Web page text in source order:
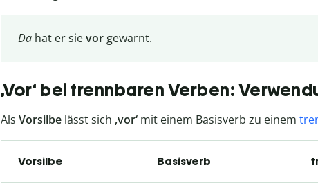
Dahat er sievorgewarnt.
‚Vor‘ bei trennbaren Verben:
Als Vorsilbe lässt sich ‚vor‘ mit einem Basisverb zu einem
Vorsilbe Basisverb